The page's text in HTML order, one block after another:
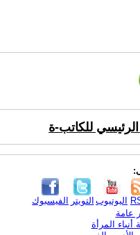
الرئيسي للكاتب-ة
الفيسبوك التويتر اليوتيوب
عامة
أنباء المرأة